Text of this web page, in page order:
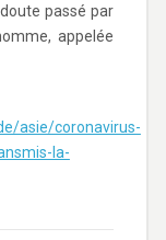
passé par
appelée
asie/coronavirus-
la-